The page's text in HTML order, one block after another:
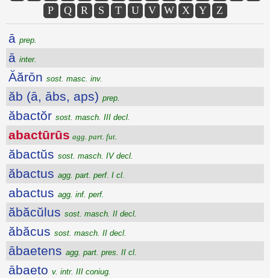
P
Q R S T U V W X Y Z
ā prep.
ā inter.
Ăărōn sost. masc. inv.
ăb (ā, ābs, aps) prep.
ăbactŏr sost. masch. III decl.
abactūrūs agg. part. fut.
ăbactŭs sost. masch. IV decl.
ăbactus agg. part. perf. I cl.
abactus agg. inf. perf.
ăbăcŭlus sost. masch. II decl.
ăbăcus sost. masch. II decl.
ābaetens agg. part. pres. II cl.
ābaeto v. intr. III coniug.